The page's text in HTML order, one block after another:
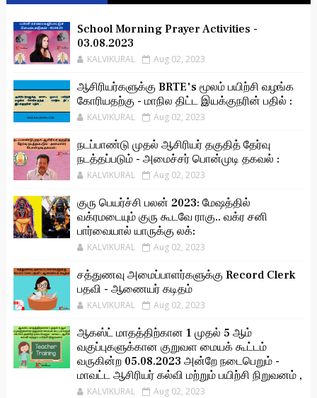
School Morning Prayer Activities -
03.08.2023
KALVIKURAL Aug 02, 2023
ஆசிரியர்களுக்கு BRTE's மூலம் பயிற்சி வழங்க
கோரியதற்கு - மாநில திட்ட இயக்குநரின் பதில் :
KALVIKURAL Aug 02, 2023
நடப்பாண்டு முதல் ஆசிரியர் தகுதித் தேர்வு
நடத்தப்படும் - அமைச்சர் பொன்முடி தகவல் :
KALVIKURAL Aug 02, 2023
குரு பெயர்ச்சி பலன் 2023: மேஷத்தில்
வக்ரமடையும் குரு கூடவே ராகு.. வக்ர சனி
பார்வையால் யாருக்கு லக்:
KALVIKURAL Aug 02, 2023
சத்துணவு அமைப்பாளர்களுக்கு Record Clerk
பதவி - ஆணையர் கடிதம்
KALVIKURAL Aug 02, 2023
ஆகஸ்ட் மாதத்திற்கான 1 முதல் 5 ஆம்
வகுப்புகளுக்கான குறுவள மையக் கூட்டம்
வருகின்ற 05.08.2023 அன்றே நடைபெறும் -
மாவட்ட ஆசிரியர் கல்வி மற்றும் பயிற்சி நிறுவனம் ,
KALVIKURAL Aug 02, 2023